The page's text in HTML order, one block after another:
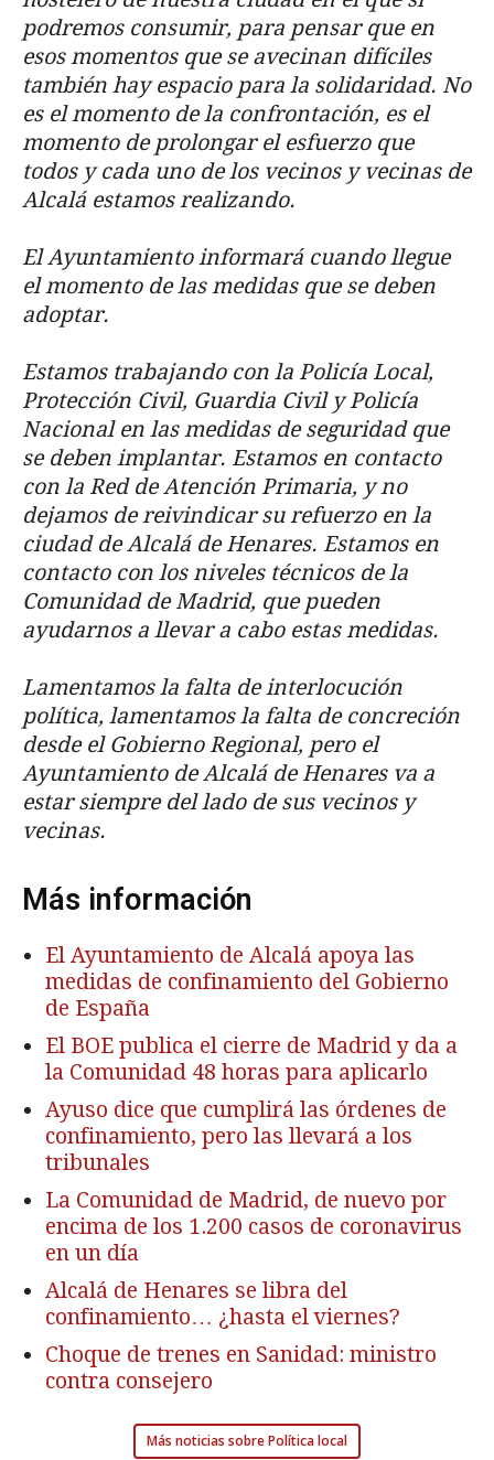
podremos consumir, para pensar que en
esos momentos que se avecinan difíciles
también hay espacio para la solidaridad. No
es el momento de la confrontación, es el
momento de prolongar el esfuerzo que
todos y cada uno de los vecinos y vecinas de
Alcalá estamos realizando.
El Ayuntamiento informará cuando llegue
el momento de las medidas que se deben
adoptar.
Estamos trabajando con la Policía Local,
Protección Civil, Guardia Civil y Policía
Nacional en las medidas de seguridad que
se deben implantar. Estamos en contacto
con la Red de Atención Primaria, y no
dejamos de reivindicar su refuerzo en la
ciudad de Alcalá de Henares. Estamos en
contacto con los niveles técnicos de la
Comunidad de Madrid, que pueden
ayudarnos a llevar a cabo estas medidas.
Lamentamos la falta de interlocución
política, lamentamos la falta de concreción
desde el Gobierno Regional, pero el
Ayuntamiento de Alcalá de Henares va a
estar siempre del lado de sus vecinos y
vecinas.
Más información
El Ayuntamiento de Alcalá apoya las
medidas de confinamiento del Gobierno
de España
El BOE publica el cierre de Madrid y da a
la Comunidad 48 horas para aplicarlo
Ayuso dice que cumplirá las órdenes de
confinamiento, pero las llevará a los
tribunales
La Comunidad de Madrid, de nuevo por
encima de los 1.200 casos de coronavirus
en un día
Alcalá de Henares se libra del
confinamiento… ¿hasta el viernes?
Choque de trenes en Sanidad: ministro
contra consejero
Más noticias sobre Política local